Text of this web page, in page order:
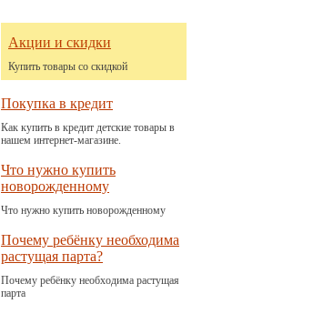
Акции и скидки
Купить товары со скидкой
Покупка в кредит
Как купить в кредит детские товары в
нашем интернет-магазине.
Что нужно купить
новорожденному
Что нужно купить новорожденному
Почему ребёнку необходима
растущая парта?
Почему ребёнку необходима растущая
парта